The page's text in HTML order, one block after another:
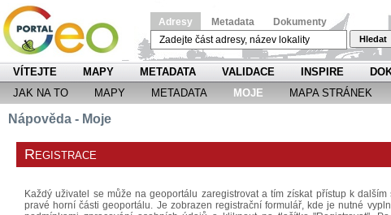
Adresy Metadata Dokumenty
Hledat
VÍTEJTE MAPY METADATA VALIDACE INSPIRE
JAK NA TO
MAPY METADATA MOJE MAPA STRÁNEK
Nápověda - Moje
Registrace
Každý uživatel se může na geoportálu zaregistrovat a tím získat přístup k
pravé horní části geoportálu. Je zobrazen registrační formulář, kde je nutné